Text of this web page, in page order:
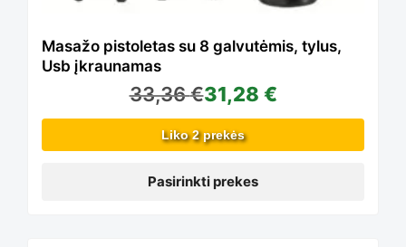
Masažo pistoletas su 8 galvutėmis, tylus,
Usb įkraunamas
33,36€31,28 €
Liko 2 prekės
Pasirinkti prekes
options
may